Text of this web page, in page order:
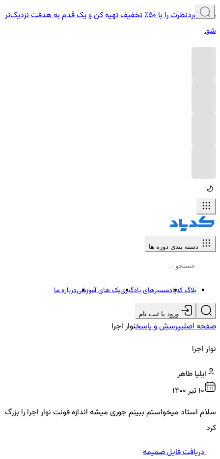
دوره موردنظرت را با ۵۰٪ تخفیف تهیه کن و یک قدم به هدفت نزدیک‌تر
شو.
دسته بندی دوره ها
بلاگ کدیادمسیرهای یادگیریپک های آموزشیدرباره ما
ورود یا ثبت نام
صفحه اصلیپرسش و پاسخنوار اجرا
نوار اجرا
ایلیا طاهر
10 تير ۱۴۰۰
سلام استاد میخواستم ببینم جوری میشه اندازه فونت نوار اجرا را بزرگ
کرد
دریافت فایل ضمیمه